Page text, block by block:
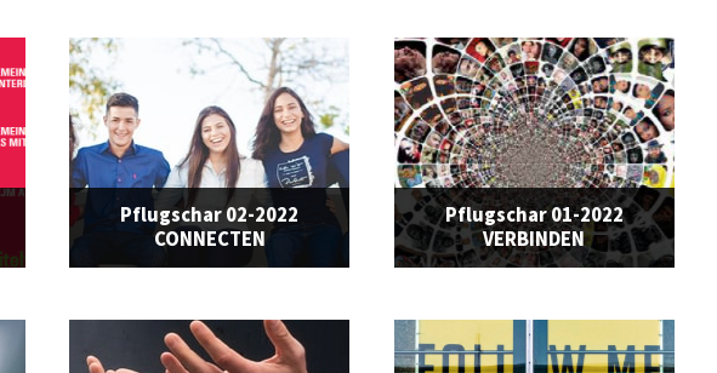
Pflugschar 02-2022
CONNECTEN
Pflugschar 01-2022
VERBINDEN